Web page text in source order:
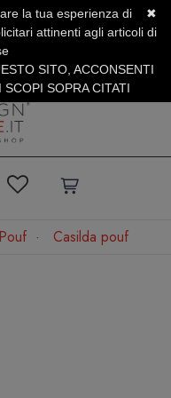
al 31 Agosto
Pouf Casilda pouf
✖
la tua esperienza di
attinenti agli articoli di
SITO, ACCONSENTI
SOPRA CITATI